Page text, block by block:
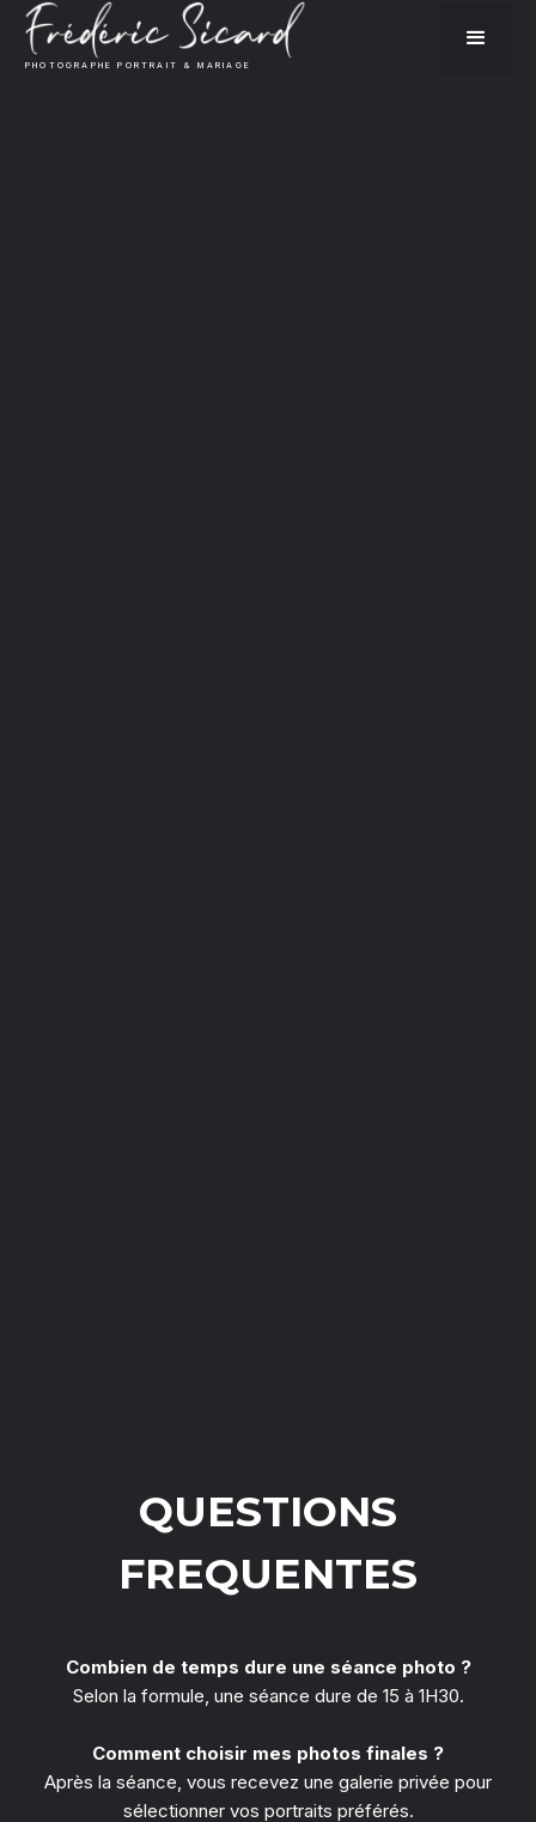
PHOTOGRAPHE PORTRAIT & MARIAGE
QUESTIONS
FREQUENTES
Combien de temps dure une séance photo ?
Selon la formule, une séance dure de 15 à 1H30.
Comment choisir mes photos finales ?
Après la séance, vous recevez une galerie privée pour
sélectionner vos portraits préférés.